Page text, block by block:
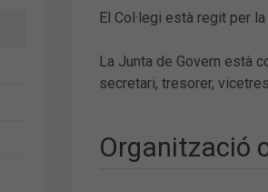
El Col·legi està regit per
La Junta de Govern està
secretari, tresorer,
Organització